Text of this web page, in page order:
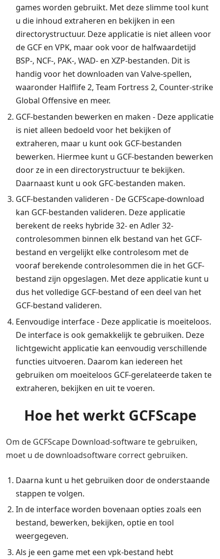
games worden gebruikt. Met deze slimme tool kunt
u die inhoud extraheren en bekijken in een
directorystructuur. Deze applicatie is niet alleen voor
de GCF en VPK, maar ook voor de halfwaardetijd
BSP-, NCF-, PAK-, WAD- en XZP-bestanden. Dit is
handig voor het downloaden van Valve-spellen,
waaronder Halflife 2, Team Fortress 2, Counter-strike
Global Offensive en meer.
GCF-bestanden bewerken en maken - Deze applicatie
is niet alleen bedoeld voor het bekijken of
extraheren, maar u kunt ook GCF-bestanden
bewerken. Hiermee kunt u GCF-bestanden bewerken
door ze in een directorystructuur te bekijken.
Daarnaast kunt u ook GFC-bestanden maken.
GCF-bestanden valideren - De GCFScape-download
kan GCF-bestanden valideren. Deze applicatie
berekent de reeks hybride 32- en Adler 32-
controlesommen binnen elk bestand van het GCF-
bestand en vergelijkt elke controlesom met de
vooraf berekende controlesommen die in het GCF-
bestand zijn opgeslagen. Met deze applicatie kunt u
dus het volledige GCF-bestand of een deel van het
GCF-bestand valideren.
Eenvoudige interface - Deze applicatie is moeiteloos.
De interface is ook gemakkelijk te gebruiken. Deze
lichtgewicht applicatie kan eenvoudig verschillende
functies uitvoeren. Daarom kan iedereen het
gebruiken om moeiteloos GCF-gerelateerde taken te
extraheren, bekijken en uit te voeren.
Hoe het werkt GCFScape
Om de GCFScape Download-software te gebruiken,
moet u de downloadsoftware correct gebruiken.
Daarna kunt u het gebruiken door de onderstaande
stappen te volgen.
In de interface worden bovenaan opties zoals een
bestand, bewerken, bekijken, optie en tool
weergegeven.
Als je een game met een vpk-bestand hebt